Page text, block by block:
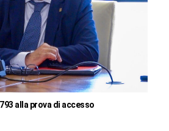
alla prova di accesso